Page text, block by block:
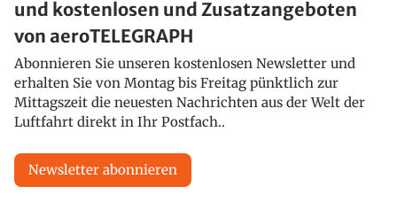
und kostenlosen und Zusatzangeboten
von aeroTELEGRAPH
Abonnieren Sie unseren kostenlosen Newsletter und
erhalten Sie von Montag bis Freitag pünktlich zur
Mittagszeit die neuesten Nachrichten aus der Welt der
Luftfahrt direkt in Ihr Postfach..
Newsletter abonnieren